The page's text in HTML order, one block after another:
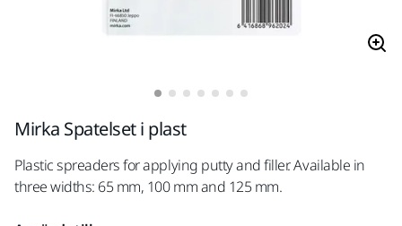
Mirka Spatelset i plast
Plastic spreaders for applying putty and filler. Available in
three widths: 65 mm, 100 mm and 125 mm.